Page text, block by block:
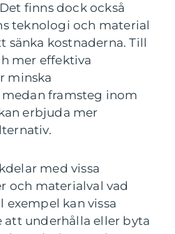
finns dock också
teknologi och material
sänka kostnaderna. Till
mer effektiva
minska
framsteg inom
erbjuda mer
med vissa
och materialval vad
exempel kan vissa
att underhålla eller byta